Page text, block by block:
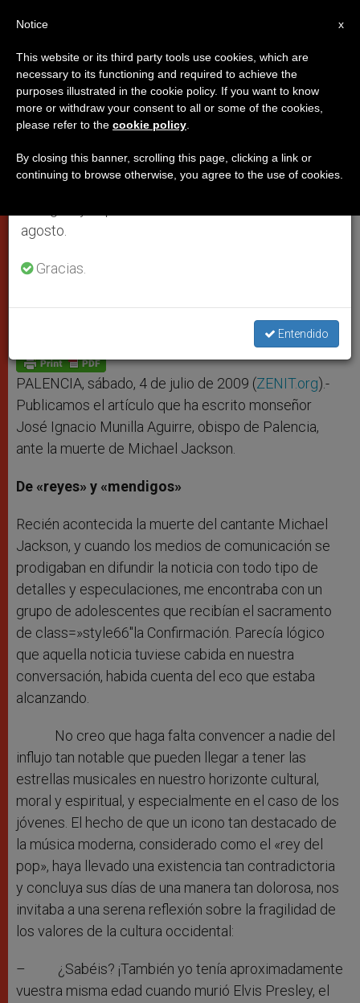
Ante la muerte de Michael
Jackson
Aguirre
JULIO 04, 2009 00:00
a
p
p
s
g
e
r
c
o
k
i
r
a
PALENCIA, sábado, 4 de julio de 2009 (ZENIT.org).-
Publicamos el artículo que ha escrito monseñor
José Ignacio Munilla Aguirre, obispo de Palencia,
ante la muerte de Michael Jackson.
De «reyes» y «mendigos»
Recién acontecida la muerte del cantante Michael
Jackson, y cuando los medios de comunicación se
prodigaban en difundir la noticia con todo tipo de
detalles y especulaciones, me encontraba con un
grupo de adolescentes que recibían el sacramento
de class=»style66″la Confirmación. Parecía lógico
que aquella noticia tuviese cabida en nuestra
conversación, habida cuenta del eco que estaba
alcanzando.
No creo que haga falta convencer a nadie del
influjo tan notable que pueden llegar a tener las
estrellas musicales en nuestro horizonte cultural,
moral y espiritual, y especialmente en el caso de los
jóvenes. El hecho de que un icono tan destacado de
la música moderna, considerado como el «rey del
pop», haya llevado una existencia tan contradictoria
y concluya sus días de una manera tan dolorosa, nos
invitaba a una serena reflexión sobre la fragilidad de
los valores de la cultura occidental:
– ¿Sabéis? ¡También yo tenía aproximadamente
vuestra misma edad cuando murió Elvis Presley, el
×
Aviso importante
Del 27 de julio al 7 de agosto haremos la pausa
anual, aprovechando que en el periodo de verano
se generan menos informaciones y también el
agosto.
Gracias.
Entendido
x
Notice
This website or its third party tools use cookies, which are
necessary to its functioning and required to achieve the
purposes illustrated in the cookie policy. If you want to know
more or withdraw your consent to all or some of the cookies,
please refer to the cookie policy
By closing this banner, scrolling this page, clicking a link or
continuing to browse otherwise, you agree to the use of cookies.